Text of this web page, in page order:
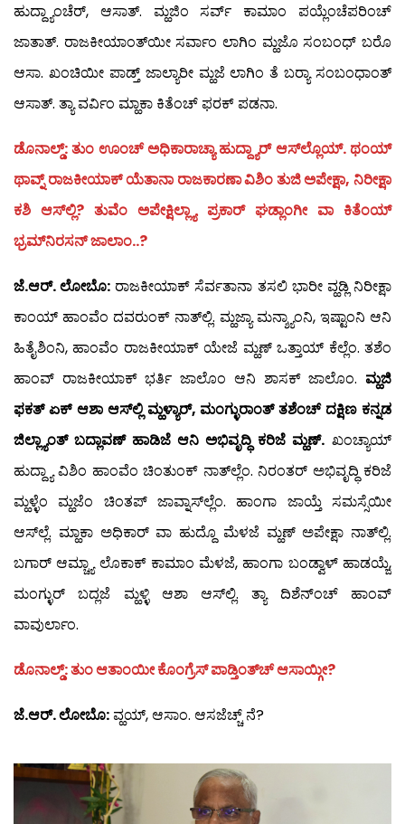
ಹುದ್ದ್ಯಾಂಚೆರ್, ಆಸಾತ್. ಮ್ಹಜಿಂ ಸರ್ವ್ ಕಾಮಾಂ ಪಯ್ಲೆಂಚೆಪರಿಂಚ್
ಜಾತಾತ್. ರಾಜಕೀಯಾಂತ್‍ಯೀ ಸರ್ವಾಂ ಲಾಗಿಂ ಮ್ಹಜೊ ಸಂಬಂಧ್ ಬರೊ
ಆಸಾ. ಖಂಚಿಯೀ ಪಾಡ್ತ್ ಜಾಲ್ಯಾರೀ ಮ್ಹಜೆ ಲಾಗಿಂ ತೆ ಬರ‍್ಯಾ ಸಂಬಂಧಾಂತ್
ಆಸಾತ್. ತ್ಯಾ ವರ್ವಿಂ ಮ್ಹಾಕಾ ಕಿತೆಂಚ್ ಫರಕ್ ಪಡನಾ.
ಡೊನಾಲ್ಡ್: ತುಂ ಊಂಚ್ ಅಧಿಕಾರಾಚ್ಯಾ ಹುದ್ದ್ಯಾರ್ ಆಸ್‍ಲ್ಲೊಯ್. ಥಂಯ್
ಥಾವ್ನ್ ರಾಜಕೀಯಾಕ್ ಯೆತಾನಾ ರಾಜಕಾರಣಾ ವಿಶಿಂ ತುಜಿ ಅಪೇಕ್ಷಾ, ನಿರೀಕ್ಷಾ
ಕಶಿ ಆಸ್‍ಲ್ಲಿ? ತುವೆಂ ಅಪೇಕ್ಷಿಲ್ಲ್ಯಾ ಪ್ರಕಾರ್ ಘಡ್ಲಾಂಗೀ ವಾ ಕಿತೆಂಯ್
ಭ್ರಮ್‍ನಿರಸನ್ ಜಾಲಾಂ..?
ಜೆ.ಆರ್. ಲೋಬೊ: ರಾಜಕೀಯಾಕ್ ಸೆರ್ವತಾನಾ ತಸಲಿ ಭಾರೀ ವ್ಹಡ್ಲಿ ನಿರೀಕ್ಷಾ
ಕಾಂಯ್ ಹಾಂವೆಂ ದವರುಂಕ್ ನಾತ್‍ಲ್ಲಿ. ಮ್ಹಜ್ಯಾ ಮನ್ಶ್ಯಾಂನಿ, ಇಷ್ಟಾಂನಿ ಆನಿ
ಹಿತೈಶಿಂನಿ, ಹಾಂವೆಂ ರಾಜಕೀಯಾಕ್ ಯೇಜೆ ಮ್ಹಣ್ ಒತ್ತಾಯ್ ಕೆಲ್ಲೆಂ. ತಶೆಂ
ಹಾಂವ್ ರಾಜಕೀಯಾಕ್ ಭರ್ತಿ ಜಾಲೊಂ ಆನಿ ಶಾಸಕ್ ಜಾಲೊಂ. ಮ್ಹಜಿ
ಫಕತ್ ಏಕ್ ಆಶಾ ಆಸ್‍ಲ್ಲಿ ಮ್ಹಳ್ಯಾರ್, ಮಂಗ್ಳುರಾಂತ್ ತಶೆಂಚ್ ದಕ್ಷಿಣ ಕನ್ನಡ
ಜಿಲ್ಲ್ಯಾಂತ್ ಬದ್ಲಾವಣ್ ಹಾಡಿಜೆ ಆನಿ ಅಭಿವೃದ್ಧಿ ಕರಿಜೆ ಮ್ಹಣ್. ಖಂಚ್ಯಾಯ್
ಹುದ್ದ್ಯಾ ವಿಶಿಂ ಹಾಂವೆಂ ಚಿಂತುಂಕ್ ನಾತ್‍ಲ್ಲೆಂ. ನಿರಂತರ್ ಅಭಿವೃದ್ಧಿ ಕರಿಜೆ
ಮ್ಹಳ್ಳೆಂ ಮ್ಹಜೆಂ ಚಿಂತಪ್ ಜಾವ್ನಾಸ್‍ಲ್ಲೆಂ. ಹಾಂಗಾ ಜಾಯ್ತೆ ಸಮಸ್ಸೆಯೀ
ಆಸ್‍ಲ್ಲೆ. ಮ್ಹಾಕಾ ಅಧಿಕಾರ್ ವಾ ಹುದ್ದೊ ಮೆಳಜೆ ಮ್ಹಣ್ ಅಪೇಕ್ಷಾ ನಾತ್‍ಲ್ಲಿ.
ಬಗಾರ್ ಆಮ್ಚ್ಯಾ ಲೊಕಾಕ್ ಕಾಮಾಂ ಮೆಳಜೆ, ಹಾಂಗಾ ಬಂಡ್ವಾಳ್ ಹಾಡಯ್ಜೆ,
ಮಂಗ್ಳುರ್ ಬದ್ಲಜೆ ಮ್ಹಳ್ಳಿ ಆಶಾ ಆಸ್‍ಲ್ಲಿ. ತ್ಯಾ ದಿಶೆನ್‍ಂಚ್ ಹಾಂವ್
ವಾವುರ್ಲಾಂ.
ಡೊನಾಲ್ಡ್: ತುಂ ಆತಾಂಯೀ ಕೊಂಗ್ರೆಸ್ ಪಾಡ್ತಿಂತ್‍ಚ್ ಆಸಾಯ್ಗೀ?
ಜೆ.ಆರ್. ಲೋಬೊ:ವ್ಹಯ್, ಆಸಾಂ. ಆಸಜೆಚ್ಚ್ ನೆ?